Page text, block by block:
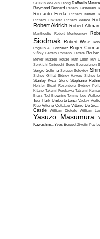
Szulkin Po-Chih Leong Raffaello
Raymond Bernard Renato Castellani
Riccardo Freda Richard Bartlett
Richard Linklater Richard Pearce
Robert Aldrich Robert Altman
Manthoulis Robert Montgomery
Siodmak Robert Wise
Rogelio A. Gonzalez Roger
Viñoly Barreto Romano Ferrara
Meyer Russell Rouse Ruth Orkin Ruy
Senkichi Taniguchi Serge Bourguignon
Sergio Sollima Sergueï Soloviov
Sidney Gilliat Sidney Hayers Sidney
Stanley Kwan Steno Stephanie
Heisler Stuart Rosenberg Sydney
Kitano Takumi Furukawa Tatsumi
Brass Tod Browning Tommy Lee
Tsui Hark Umberto Lenzi Vaclav
Rigo Vittorio Cottafavi Vittorio De Sica
Castle William Dieterle William
Yasuzo Masumura
Kawashima Yves Boisset Zivojin